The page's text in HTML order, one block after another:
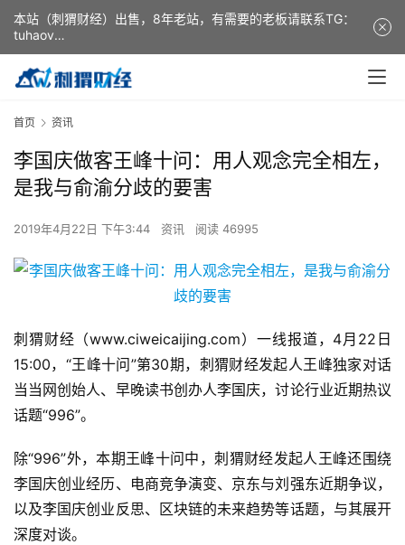
首页 资讯
李国庆做客王峰十问：用人观念完全相左，
是我与俞渝分歧的要害
2019年4月22日 下午3:44 资讯 阅读 46995
刺猬财经（www.ciweicaijing.com）一线报道，4月22日
15:00，“王峰十问”第30期，刺猬财经发起人王峰独家对话
当当网创始人、早晚读书创办人李国庆，讨论行业近期热议
话题“996”。
除“996”外，本期王峰十问中，刺猬财经发起人王峰还围绕
李国庆创业经历、电商竞争演变、京东与刘强东近期争议，
以及李国庆创业反思、区块链的未来趋势等话题，与其展开
深度对谈。
本站（刺猬财经）出售，8年老站，有需要的老板请联系TG：
tuhaov
This website (ciweicaijing) is for sale. It is a 8-year-old
website. If you need it, please contact TG: tuhaov